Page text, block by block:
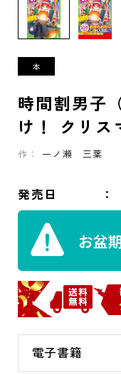
時間割男子
け！ クリス
作： 一ノ瀬 三葉
発売日
電子書籍